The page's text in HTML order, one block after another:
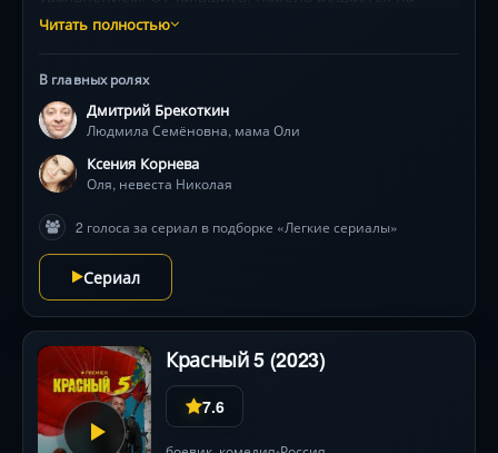
авантюру — жениться на пострадавшей! Ироничная
оборачивается новым абсурдом. Сериал от
создателей «Уральских пельменей» — динамичный
микс ситуационного юмора и неожиданных
поворотов.
Читать полностью
В главных ролях
Дмитрий Брекоткин
Людмила Семёновна, мама Оли
Ксения Корнева
Оля, невеста Николая
2 голоса за сериал в подборке «Легкие сериалы»
Сериал
Красный 5 (2023)
7.6